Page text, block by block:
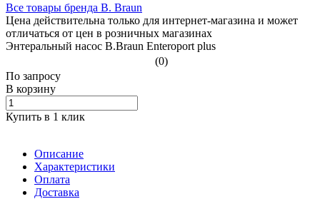
Все товары бренда B. Braun
Цена действительна только для интернет-магазина и может
отличаться от цен в розничных магазинах
Энтеральный насос B.Braun Enteroport plus
(0)
По запросу
В корзину
Купить в 1 клик
Описание
Характеристики
Оплата
Доставка